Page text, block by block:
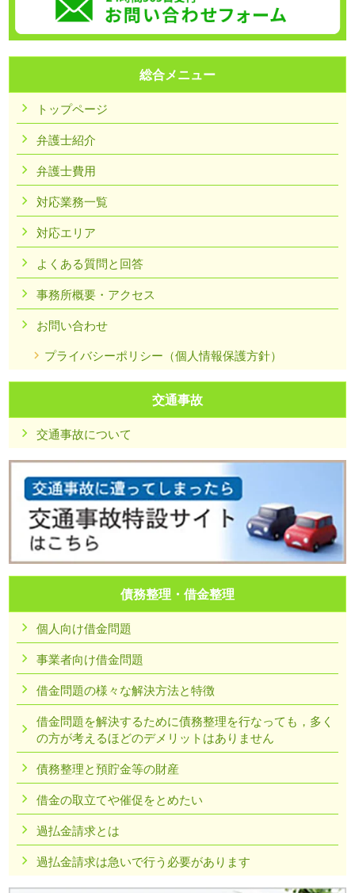
総合メニュー
トップページ
弁護士紹介
弁護士費用
対応業務一覧
対応エリア
よくある質問と回答
事務所概要・アクセス
お問い合わせ
プライバシーポリシー（個人情報保護方針）
交通事故
交通事故について
債務整理・借金整理
個人向け借金問題
事業者向け借金問題
借金問題の様々な解決方法と特徴
借金問題を解決するために債務整理を行なっても，多く
の方が考えるほどのデメリットはありません
債務整理と預貯金等の財産
借金の取立てや催促をとめたい
過払金請求とは
過払金請求は急いで行う必要があります